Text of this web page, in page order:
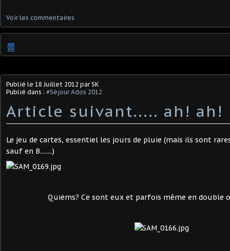
Voir les commentaires
…
Publié le 18 Juillet 2012 par SK
Publié dans : #Séjour Ados 2012
Article suivant..... ah! ah!
Le jeu de cartes, essentiel les jours de pluie (mais ils sont
sauf en B........)
Quièms? Ce sont eux et parfois même en double